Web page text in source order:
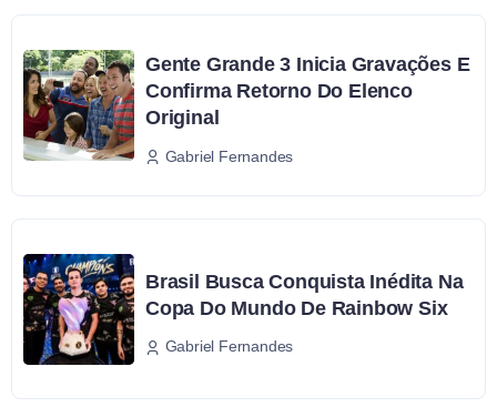
Gente Grande 3 Inicia Gravações E
Confirma Retorno Do Elenco
Original
Gabriel Fernandes
Brasil Busca Conquista Inédita Na
Copa Do Mundo De Rainbow Six
Gabriel Fernandes